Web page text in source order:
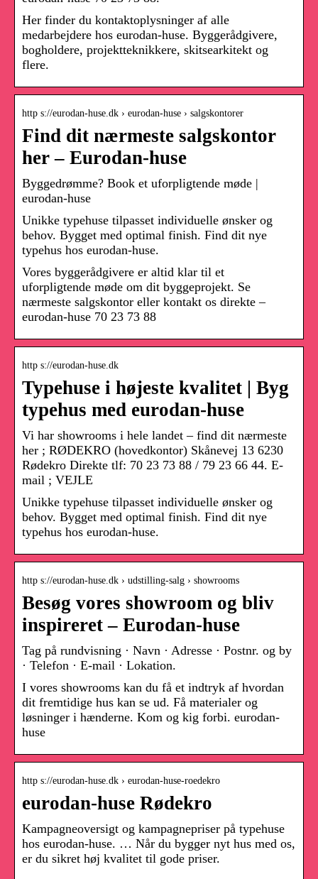
Her finder du kontaktoplysninger af alle
medarbejdere hos eurodan-huse. Byggerådgivere,
bogholdere, projektteknikkere, skitsearkitekt og
flere.
http s://eurodan-huse.dk › eurodan-huse › salgskontorer
Find dit nærmeste salgskontor
her – Eurodan-huse
Byggedrømme? Book et uforpligtende møde |
eurodan-huse
Unikke typehuse tilpasset individuelle ønsker og
behov. Bygget med optimal finish. Find dit nye
typehus hos eurodan-huse.
Vores byggerådgivere er altid klar til et
uforpligtende møde om dit byggeprojekt. Se
nærmeste salgskontor eller kontakt os direkte –
eurodan-huse 70 23 73 88
http s://eurodan-huse.dk
Typehuse i højeste kvalitet | Byg
typehus med eurodan-huse
Vi har showrooms i hele landet – find dit nærmeste
her ; RØDEKRO (hovedkontor) Skånevej 13 6230
Rødekro Direkte tlf: 70 23 73 88 / 79 23 66 44. E-
mail ; VEJLE
Unikke typehuse tilpasset individuelle ønsker og
behov. Bygget med optimal finish. Find dit nye
typehus hos eurodan-huse.
http s://eurodan-huse.dk › udstilling-salg › showrooms
Besøg vores showroom og bliv
inspireret – Eurodan-huse
Tag på rundvisning · Navn · Adresse · Postnr. og by
· Telefon · E-mail · Lokation.
I vores showrooms kan du få et indtryk af hvordan
dit fremtidige hus kan se ud. Få materialer og
løsninger i hænderne. Kom og kig forbi. eurodan-
huse
http s://eurodan-huse.dk › eurodan-huse-roedekro
eurodan-huse Rødekro
Kampagneoversigt og kampagnepriser på typehuse
hos eurodan-huse. … Når du bygger nyt hus med os,
er du sikret høj kvalitet til gode priser.